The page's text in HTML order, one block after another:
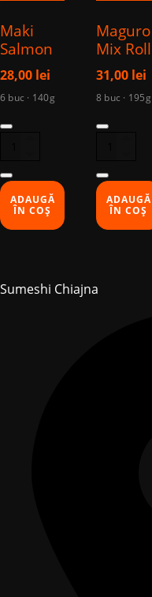
Maki
Salmon
28,00 lei
6 buc · 140g
Cantitate
ADAUGĂ
ÎN COȘ
Maguro
Mix Roll
31,00 lei
8 buc · 195g
Cantitate
Roll
ADAUGĂ
ÎN COȘ
Sumeshi Chiajna